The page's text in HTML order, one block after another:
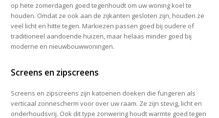
op hete zomerdagen goed tegenhoudt om uw woning koel te
houden. Omdat ze ook aan de zijkanten gesloten zijn, houden ze
veel licht en hitte tegen. Markiezen passen goed bij oudere of
traditioneel aandoende huizen, maar helaas minder goed bij
moderne en nieuwbouwwoningen.
Screens en zipscreens
Screens en zipscreens zijn katoenen doeken die fungeren als
verticaal zonnescherm voor over uw raam. Ze zijn stevig, licht en
onderhoudsvrij. Ook dit type zonwering houdt warmte goed tegen